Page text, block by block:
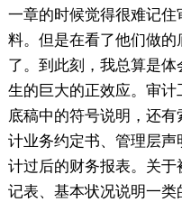
一章的时候觉得很难记
料。但是在看了他们做
了。到此刻，我总算是
生的巨大的正效应。审
底稿中的符号说明，还
计业务约定书、管理层
计过后的财务报表。关
记表、基本状况说明一